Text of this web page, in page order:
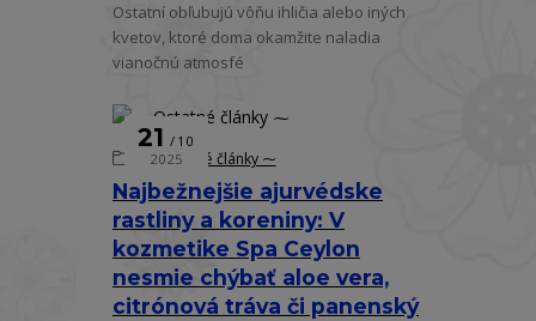
Ostatní obľubujú vôňu ihličia alebo iných
kvetov, ktoré doma okamžite naladia
vianočnú atmosfé
Najbežnejšie ajurvédske
rastliny a koreniny: V
kozmetike Spa Ceylon
nesmie chýbať aloe vera,
citrónová tráva či panenský
21
10
2025
⁓ Ostatné články ⁓